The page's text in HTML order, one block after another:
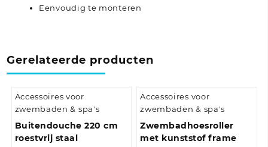
Eenvoudig te monteren
Gerelateerde producten
Accessoires voor
zwembaden & spa's
Buitendouche 220 cm
roestvrij staal
Accessoires voor
zwembaden & spa's
Zwembadhoesroller
met kunststof frame